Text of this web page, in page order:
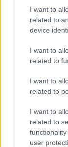
I want to
related to
device
I want to
related to
I want to
related to
I want to
related to
user
Címkék:zene
Ajánlott